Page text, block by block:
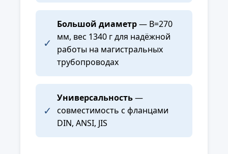
✓
Большой диаметр— B=270
мм, вес 1340 г для надёжной
работы на магистральных
трубопроводах
✓
Универсальность—
совместимость с фланцами
DIN, ANSI, JIS